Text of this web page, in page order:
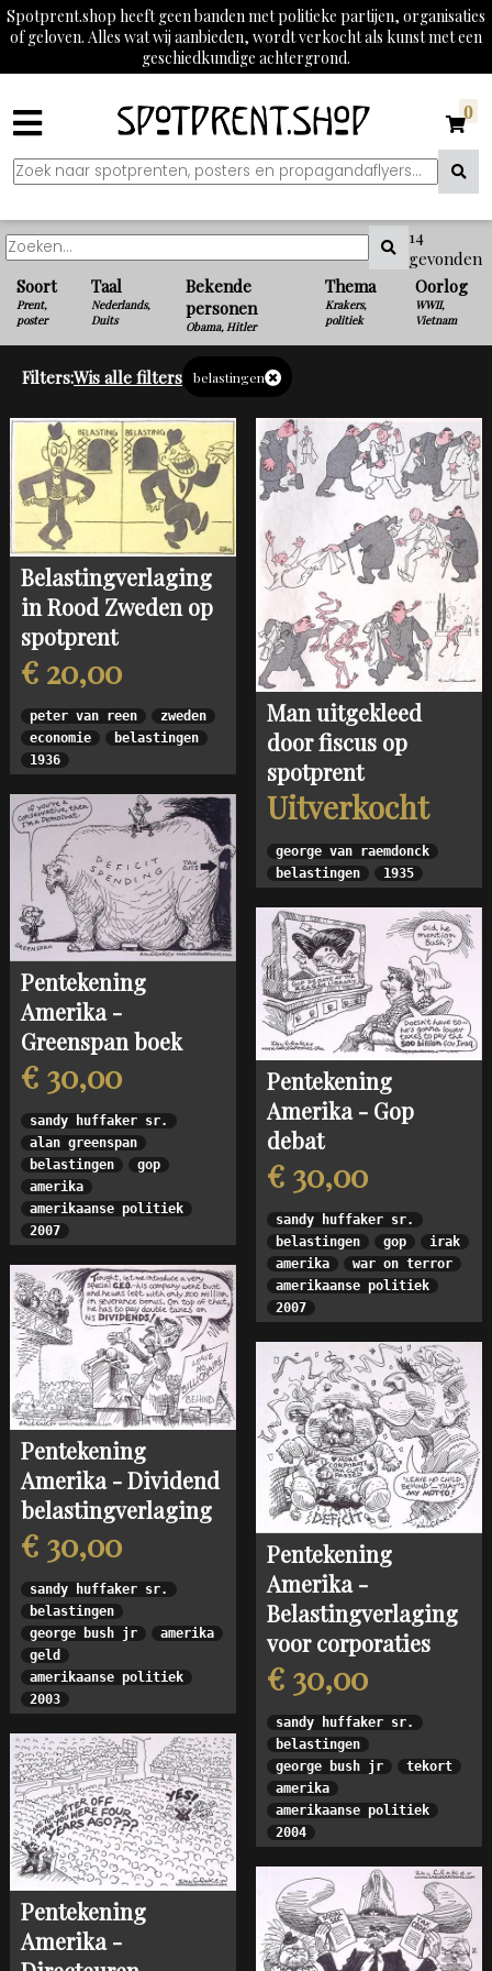
Spotprent.shop heeft geen banden met politieke partijen, organisaties
of geloven. Alles wat wij aanbieden, wordt verkocht als kunst met een
geschiedkundige achtergrond.
0
14
gevonden
Soort
Prent,
poster
Taal
Nederlands,
Duits
Bekende
personen
Obama, Hitler
Thema
Krakers,
politiek
Oorlog
WWII,
Vietnam
Filters:Wis alle filters belastingen
Belastingverlaging
in Rood Zweden op
spotprent
€ 20,00
peter van reen
zweden
economie
belastingen
1936
Man uitgekleed
door fiscus op
spotprent
Uitverkocht
george van raemdonck
belastingen
1935
Pentekening
Amerika -
Greenspan boek
€ 30,00
sandy huffaker sr.
alan greenspan
belastingen
gop
amerika
amerikaanse politiek
2007
Pentekening
Amerika - Gop
debat
€ 30,00
sandy huffaker sr.
belastingen
gop
irak
amerika
war on terror
amerikaanse politiek
2007
Pentekening
Amerika - Dividend
belastingverlaging
€ 30,00
sandy huffaker sr.
belastingen
george bush jr
amerika
geld
amerikaanse politiek
2003
Pentekening
Amerika -
Belastingverlaging
voor corporaties
€ 30,00
sandy huffaker sr.
belastingen
george bush jr
tekort
amerika
amerikaanse politiek
2004
Pentekening
Amerika -